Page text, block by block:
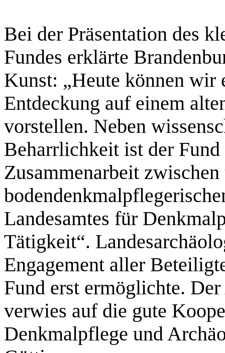
Bei der Präsentation des
Fundes erklärte
Kunst: „Heute können wir
Entdeckung auf einem
vorstellen. Neben
Beharrlichkeit ist der
Zusammenarbeit
Landesamtes für
Tätigkeit“.
Engagement aller
Fund erst ermöglichte.
verwies auf die gute
Denkmalpflege und